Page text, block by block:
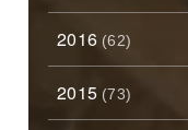
2016 (62)
2015 (73)